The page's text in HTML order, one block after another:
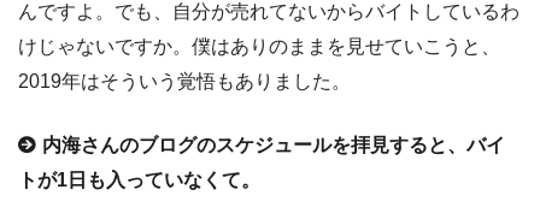
んですよ。でも、自分が売れてないからバイトしているわ
けじゃないですか。僕はありのままを見せていこうと、
2019年はそういう覚悟もありました。
内海さんのブログのスケジュールを拝見すると、バイ
トが1日も入っていなくて。